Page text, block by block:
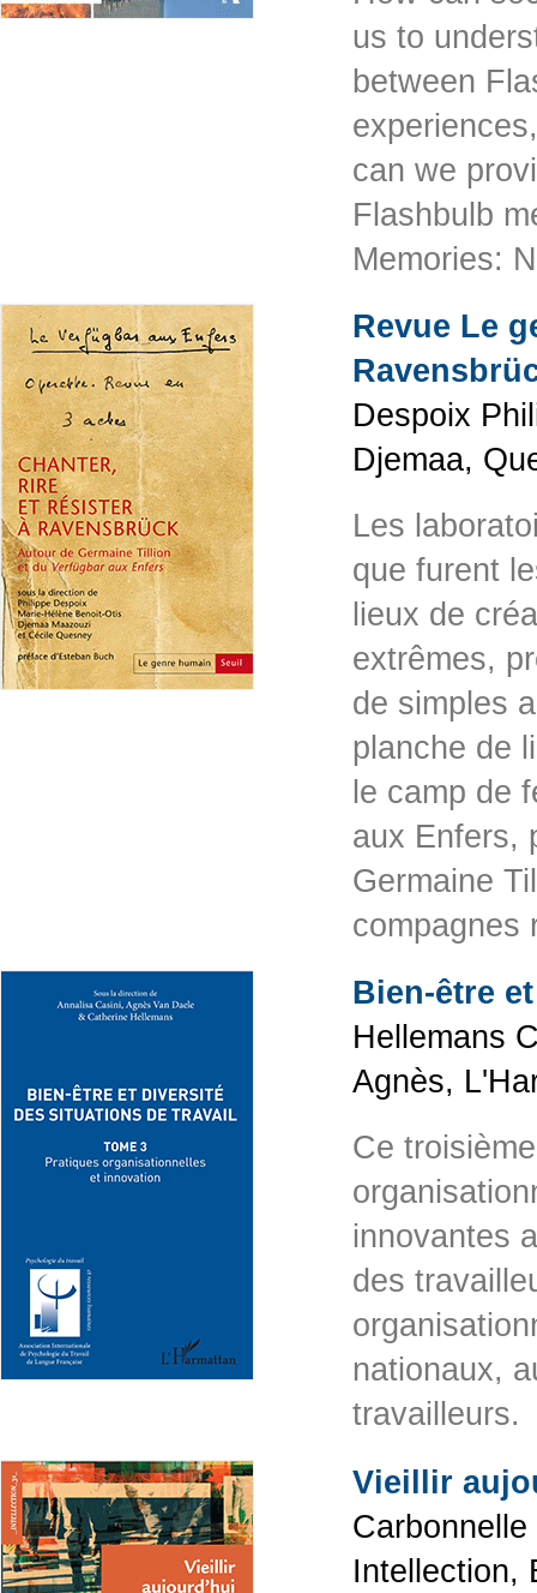
us to
between
can we
Flashbulb
Memories:
Revue Le
Despoix
Djemaa,
Les
que furent
lieux de
extrêmes,
de simples
planche de
le camp de
aux Enfers,
Germaine
Bien-être
Hellemans
Agnès,
Ce
innovantes
des
nationaux,
Vieillir
Intellection,